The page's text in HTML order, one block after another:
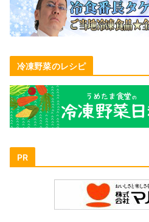
冷凍野菜のレシピ
PR